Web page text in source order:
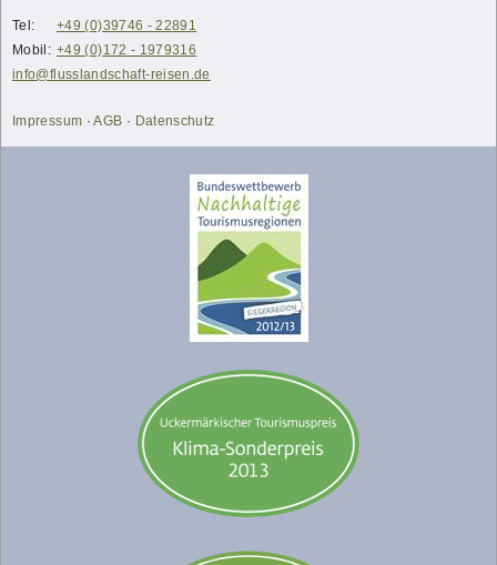
Tel:
+49 (0)39746 - 22891
Mobil: +49 (0)172 - 1979316
info@flusslandschaft-reisen.de
Impressum ·AGB · Datenschutz